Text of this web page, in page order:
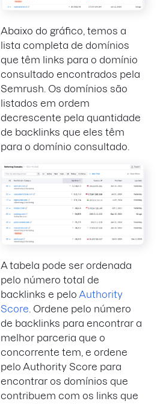
Abaixo do gráfico, temos a
lista completa de domínios
que têm links para o domínio
consultado encontrados pela
Semrush. Os domínios são
listados em ordem
decrescente pela quantidade
de backlinks que eles têm
para o domínio consultado.
A tabela pode ser ordenada
pelo número total de
backlinks e pelo Authority
Score . Ordene pelo número
de backlinks para encontrar a
melhor parceria que o
concorrente tem, e ordene
pelo Authority Score para
encontrar os domínios que
contribuem com os links que